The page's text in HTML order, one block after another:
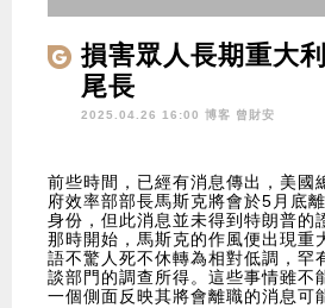
損害眾人長期重大
尾長
2025.04.26 16:00 博客 曾財安
前些時間，已經有消息傳出，美國
府效率部部長馬斯克將會於5月底
身份，但此消息並未得到特朗普的
那時開始，馬斯克的作風便出現重
語不驚人死不休轉為相對低調，罕
談部門的調查所得。這些事情雖不
一個側面反映其將會離職的消息可